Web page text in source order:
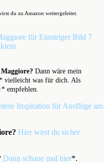
du zu Amazon weitergeleitet.
Dann wäre mein
vielleicht was für dich. Als
* empfehlen.
Inspiration für Ausflüge am
Hier wirst du sicher
Dann schaue mal hier*.